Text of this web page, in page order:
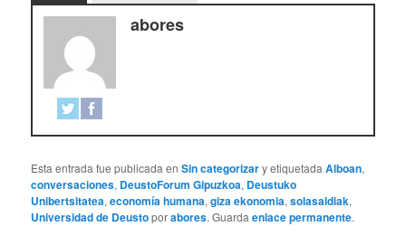
abores
Esta entrada fue publicada enSin categorizary etiquetadaAlboan,
conversaciones, DeustoForum Gipuzkoa, Deustuko
Unibertsitatea,economía humana,giza ekonomia,solasaldiak,
Universidad de Deustoporabores. Guardaenlace permanente.